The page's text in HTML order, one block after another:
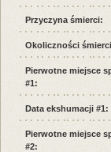
Przyczyna śmierci:
Okoliczności
Pierwotne miejsce
#1:
Data ekshumacji #1:
Pierwotne miejsce
#2: